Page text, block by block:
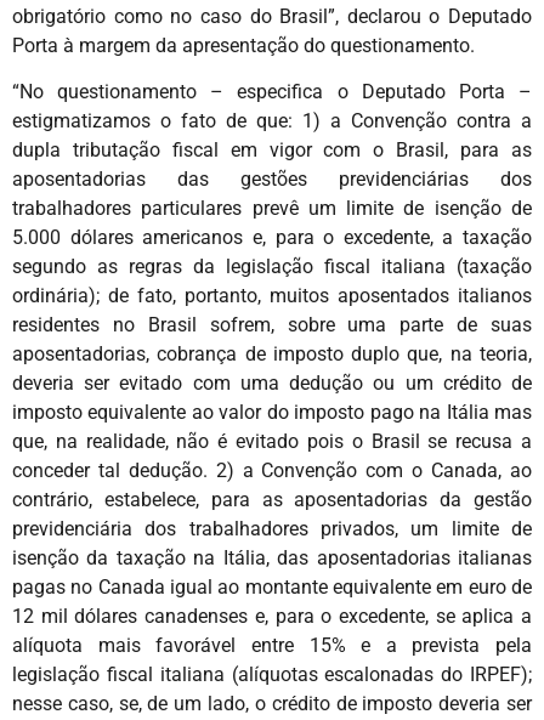
obrigatório como no caso do Brasil”, declarou o Deputado
Porta à margem da apresentação do questionamento.
“No questionamento – especifica o Deputado Porta –
estigmatizamos o fato de que: 1) a Convenção contra a
dupla tributação fiscal em vigor com o Brasil, para as
aposentadorias das gestões previdenciárias dos
trabalhadores particulares prevê um limite de isenção de
5.000 dólares americanos e, para o excedente, a taxação
segundo as regras da legislação fiscal italiana (taxação
ordinária); de fato, portanto, muitos aposentados italianos
residentes no Brasil sofrem, sobre uma parte de suas
aposentadorias, cobrança de imposto duplo que, na teoria,
deveria ser evitado com uma dedução ou um crédito de
imposto equivalente ao valor do imposto pago na Itália mas
que, na realidade, não é evitado pois o Brasil se recusa a
conceder tal dedução. 2) a Convenção com o Canada, ao
contrário, estabelece, para as aposentadorias da gestão
previdenciária dos trabalhadores privados, um limite de
isenção da taxação na Itália, das aposentadorias italianas
pagas no Canada igual ao montante equivalente em euro de
12 mil dólares canadenses e, para o excedente, se aplica a
alíquota mais favorável entre 15% e a prevista pela
legislação fiscal italiana (alíquotas escalonadas do IRPEF);
nesse caso, se, de um lado, o crédito de imposto deveria ser